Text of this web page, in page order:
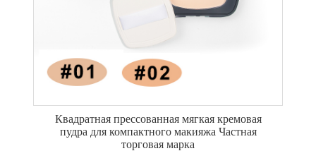
Квадратная прессованная мягкая кремовая
пудра для компактного макияжа Частная
торговая марка